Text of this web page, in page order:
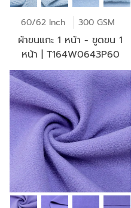
60/62 Inch 300 GSM
ผ้าขนแกะ 1 หน้า - ขูดขน 1
หน้า | T164W0643P60